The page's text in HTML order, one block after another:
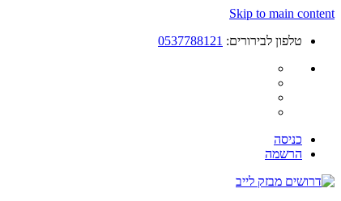
Skip to main content
טלפון לבירורים: 0537788121
כניסה
הרשמה